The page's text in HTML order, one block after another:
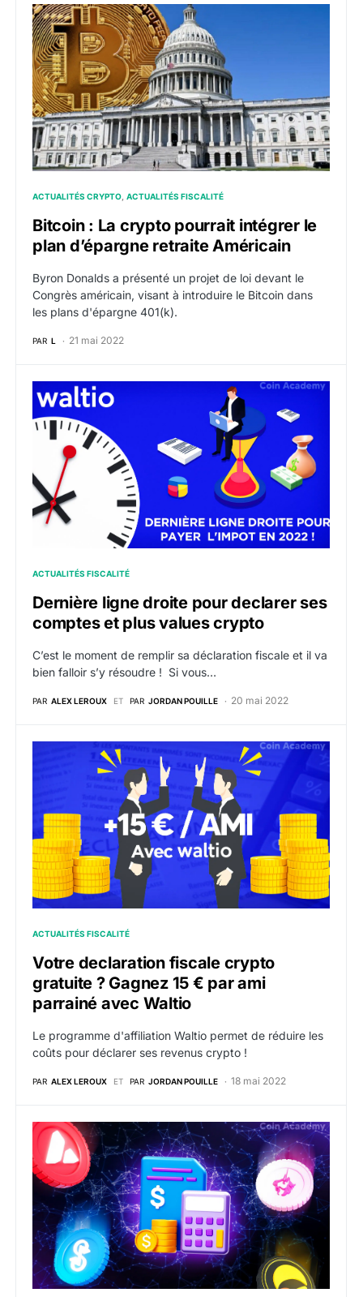
Bitcoin : La crypto pourrait intégrer le plan d’épargne
ACTUALITÉS CRYPTO ACTUALITÉS FISCALITÉ
Bitcoin : La crypto pourrait intégrer le
plan d’épargne retraite Américain
Byron Donalds a présenté un projet de loi devant le
Congrès américain, visant à introduire le Bitcoin dans
les plans d'épargne 401(k).
PAR L 21 mai 2022
Dernière ligne droite pour declarer ses comptes et
ACTUALITÉS FISCALITÉ
Dernière ligne droite pour declarer ses
comptes et plus values crypto
C’est le moment de remplir sa déclaration fiscale et il va
bien falloir s’y résoudre ! Si vous…
PAR ALEX LEROUX ET PAR JORDAN POUILLE 20 mai 2022
Votre declaration fiscale crypto gratuite ? Gagnez
ACTUALITÉS FISCALITÉ
Votre declaration fiscale crypto
gratuite ? Gagnez 15 € par ami
parrainé avec Waltio
Le programme d'affiliation Waltio permet de réduire les
coûts pour déclarer ses revenus crypto !
PAR ALEX LEROUX ET PAR JORDAN POUILLE 18 mai 2022
Fiscalité du staking : comment déclarer les rewards